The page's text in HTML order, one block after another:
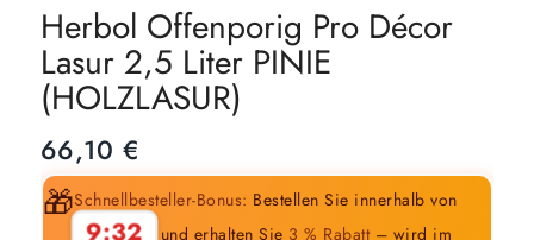
Herbol Offenporig Pro Décor
Lasur 2,5 Liter PINIE
(HOLZLASUR)
66,10 €
🎁Schnellbesteller-Bonus: Bestellen Sie innerhalb von
9:31 und erhalten Sie 3 % Rabatt– wird im